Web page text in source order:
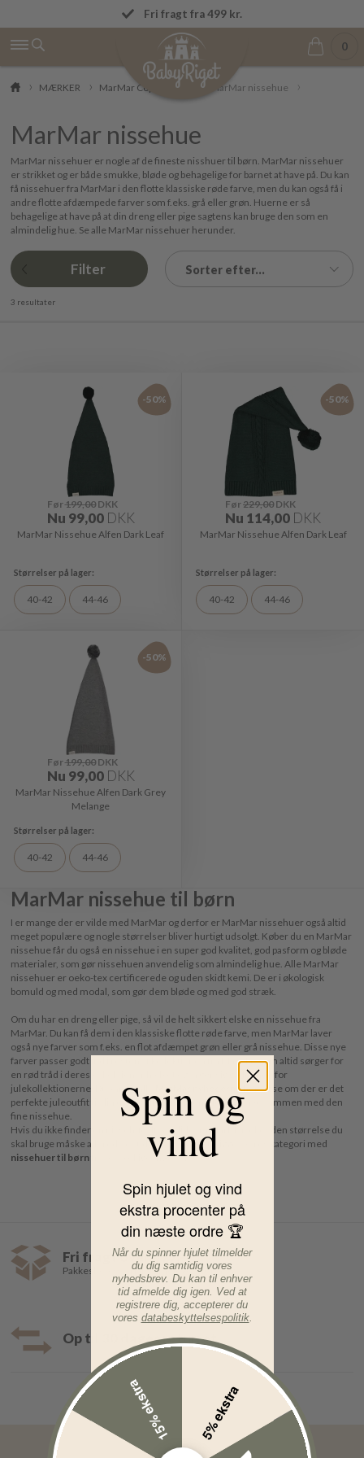
OBS! Vi afsender ordrer igen mandag
Fri fragt fra 499 kr.
0
MÆRKER MarMar Copenhagen MarMar nissehue
MarMar nissehue
MarMar nissehuer er nogle af de fineste nisshuer til børn. MarMar nissehuer
er strikket og er både smukke, bløde og behagelige for barnet at have på. Du kan
få nissehuer fra MarMar i den flotte klassiske røde farve, men du kan også få i
andre flotte afdæmpede farver som f.eks. grå eller grøn. Huerne er så
behagelige at have på at din dreng eller pige sagtens kan bruge den som en
almindelig hue. Se alle MarMar nissehuer herunder.
Filter Sorter efter...
3 resultater
-50%
Før199,00DKK
Nu 99,00 DKK
MarMar Nissehue Alfen Dark Leaf
40-42 44-46
-50%
Før229,00 DKK
Nu 114,00 DKK
MarMar Nissehue Alfen Dark Leaf
40-42 44-46
-50%
Før199,00DKK
Nu 99,00 DKK
MarMar Nissehue Alfen Dark Grey
Melange
40-42 44-46
MarMar nissehue til børn
I er mange der er vilde med MarMar og derfor er MarMar nissehuer også altid
meget populære og nogle størrelser bliver hurtigt udsolgt. Køber du en MarMar
nissehue får du også en nissehue i en super god kvalitet, god pasform og bløde
materialer, som gør nissehuen anvendelig som almindelig hue. Alle MarMar
nissehuer er oeko-tex certificerede og uden skidt kemi. De er i økologisk
bomuld og med modal, som gør dem bløde og med god stræk.
Om du har en dreng eller pige, så vil de helt sikkert elske en nissehue fra
MarMar. Du kan få dem i den klassiske flotte røde farve, men MarMar laver
også nye farver som f.eks. en flot afdæmpet grøn eller grå nissehue. Disse nye
farver passer godt ind i resten af kollektionen fra MarMar som altid sørger for
en rød tråd i deres kollektioner hvilket også gør sig gældende for
julekollektionerne. Du kan se alle
MarMar nyhederneher og se om der er det
perfekte juleoutfit til din dreng eller pige, som de skal have sammen med den
fine nissehue.
Hvis du ikke finder en nissehue du kan lide fra MarMar, eller den størrelse du
skal bruge måske allerede er udsolgt, så kan du kigge i vores kategori med
nissehuer til børnfra forskellige mærker.
Fri fragt over 499,-
Pakkeshop 35,- | Hjemmelevering fra 39,-
Op til 30 dages returret
Spin og
vind
Spin hjulet og vind
ekstra procenter på
din næste ordre 🏆
Når du spinner hjulet tilmelder
du dig samtidig vores
nyhedsbrev. Du kan til enhver
tid afmelde dig igen. Ved at
registrere dig, accepterer du
vores databeskyttelsespolitik.
5% ekstra
15% ekstra